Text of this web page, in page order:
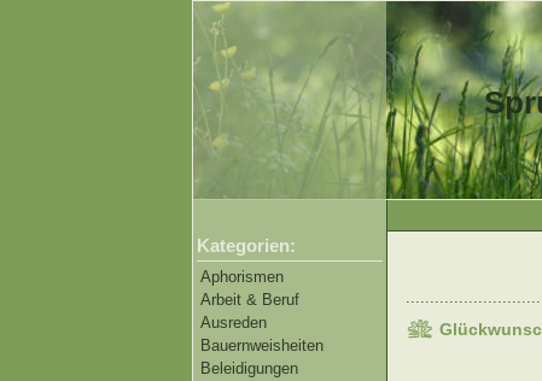
Kategorien:
Aphorismen
Arbeit & Beruf
Ausreden
Bauernweisheiten
Beleidigungen